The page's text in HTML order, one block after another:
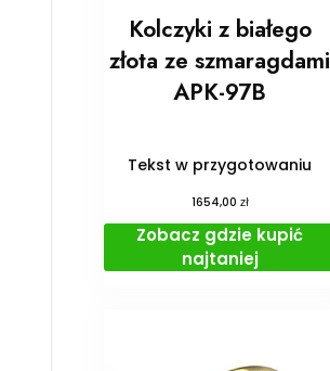
Kolczyki z białego
złota ze szmaragdami
APK-97B
Tekst w przygotowaniu
1654,00 zł
Zobacz gdzie kupić
najtaniej